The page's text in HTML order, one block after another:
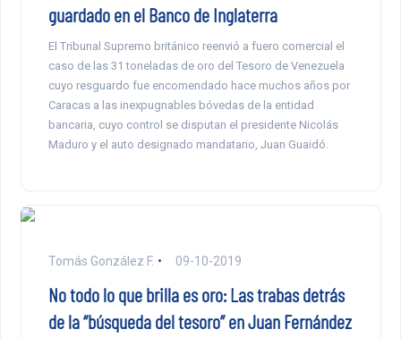
guardado en el Banco de Inglaterra
El Tribunal Supremo británico reenvió a fuero comercial el
caso de las 31 toneladas de oro del Tesoro de Venezuela
cuyo resguardo fue encomendado hace muchos años por
Caracas a las inexpugnables bóvedas de la entidad
bancaria, cuyo control se disputan el presidente Nicolás
Maduro y el auto designado mandatario, Juan Guaidó.
Tomás González F. 09-10-2019
No todo lo que brilla es oro: Las trabas detrás
de la “búsqueda del tesoro” en Juan Fernández